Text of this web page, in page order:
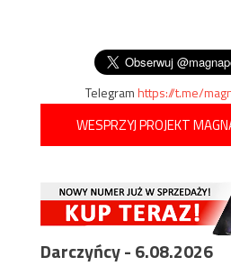
Telegramhttps://t.me/
WESPRZYJ PROJEKT
Darczyńcy - 6.08.2026